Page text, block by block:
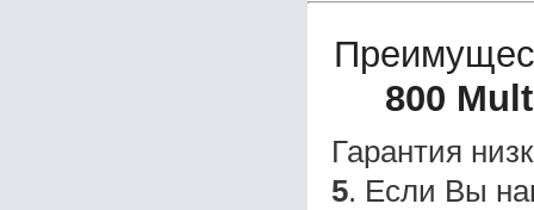
800
Гарантия
5. Если Вы